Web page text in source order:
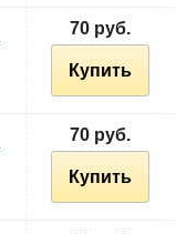
70 руб.
Купить
70 руб.
Купить